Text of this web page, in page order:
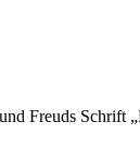
Freuds Schrift